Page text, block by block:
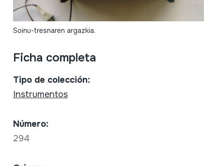
Soinu-tresnaren argazkia.
Ficha completa
Tipo de colección:
Instrumentos
Número:
294